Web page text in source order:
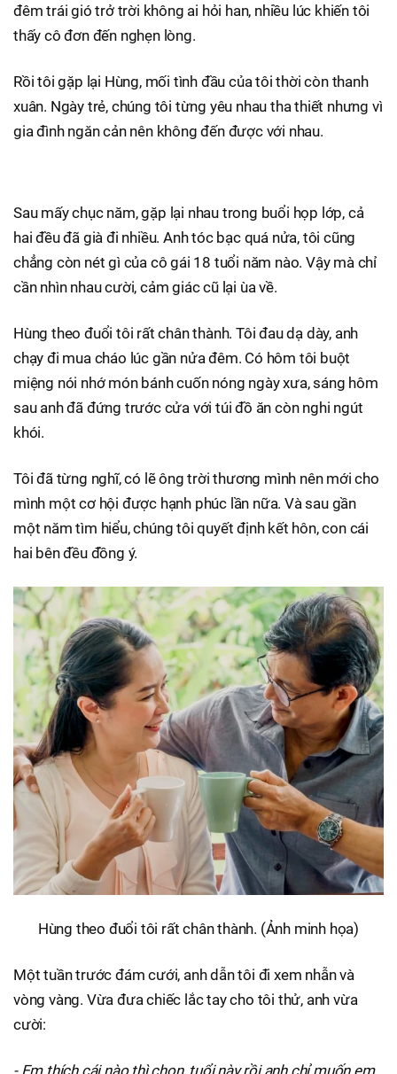
đêm trái gió trở trời không ai hỏi han, nhiều lúc khiến tôi
thấy cô đơn đến nghẹn lòng.
Rồi tôi gặp lại Hùng, mối tình đầu của tôi thời còn thanh
xuân. Ngày trẻ, chúng tôi từng yêu nhau tha thiết nhưng vì
gia đình ngăn cản nên không đến được với nhau.
Sau mấy chục năm, gặp lại nhau trong buổi họp lớp, cả
hai đều đã già đi nhiều. Anh tóc bạc quá nửa, tôi cũng
chẳng còn nét gì của cô gái 18 tuổi năm nào. Vậy mà chỉ
cần nhìn nhau cười, cảm giác cũ lại ùa về.
Hùng theo đuổi tôi rất chân thành. Tôi đau dạ dày, anh
chạy đi mua cháo lúc gần nửa đêm. Có hôm tôi buột
miệng nói nhớ món bánh cuốn nóng ngày xưa, sáng hôm
sau anh đã đứng trước cửa với túi đồ ăn còn nghi ngút
khói.
Tôi đã từng nghĩ, có lẽ ông trời thương mình nên mới cho
mình một cơ hội được hạnh phúc lần nữa. Và sau gần
một năm tìm hiểu, chúng tôi quyết định kết hôn, con cái
hai bên đều đồng ý.
Hùng theo đuổi tôi rất chân thành. (Ảnh minh họa)
Một tuần trước đám cưới, anh dẫn tôi đi xem nhẫn và
vòng vàng. Vừa đưa chiếc lắc tay cho tôi thử, anh vừa
cười: